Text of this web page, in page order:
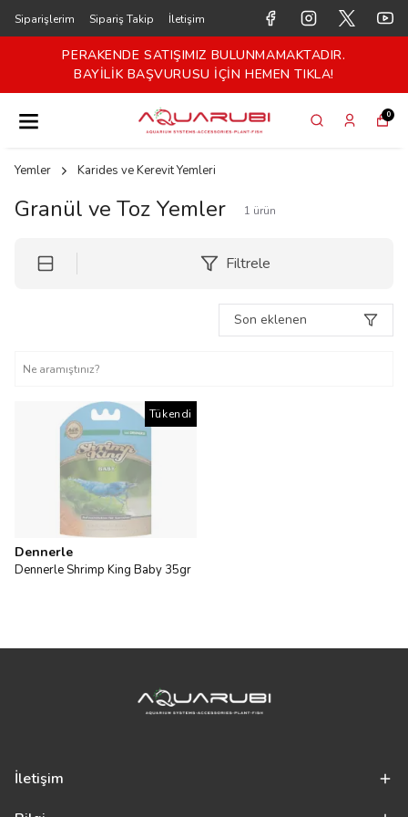
Siparişlerim Sipariş Takip İletişim
PERAKENDE SATIŞIMIZ BULUNMAMAKTADIR.
BAYİLİK BAŞVURUSU İÇİN HEMEN TIKLA!
0
Yemler Karides ve Kerevit Yemleri
Granül ve Toz Yemler 1 ürün
Filtrele
Son eklenen
Tükendi
Dennerle
Dennerle Shrimp King Baby 35gr
İletişim